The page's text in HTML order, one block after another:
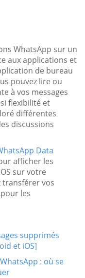
WhatsApp sur un
aux applications et
de bureau
pouvez lire ou
à vos messages
flexibilité et
différentes
discussions
Data
afficher les
sur votre
transférer vos
les
supprimés
et iOS]
: où se